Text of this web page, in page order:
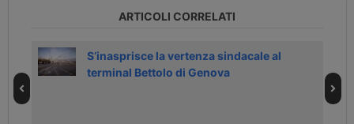
ARTICOLI CORRELATI
S’inasprisce la vertenza sindacale al
terminal Bettolo di Genova